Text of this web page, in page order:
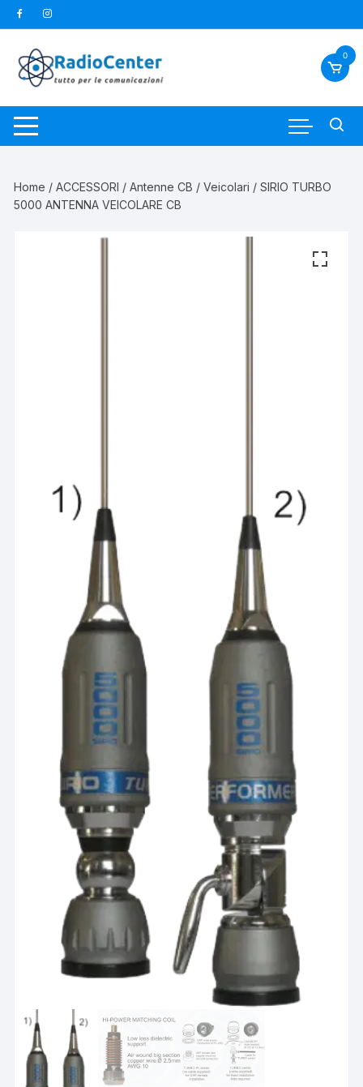
al
contenuto
0
Home /ACCESSORI /Antenne CB /Veicolari / SIRIO TURBO
5000 ANTENNA VEICOLARE CB